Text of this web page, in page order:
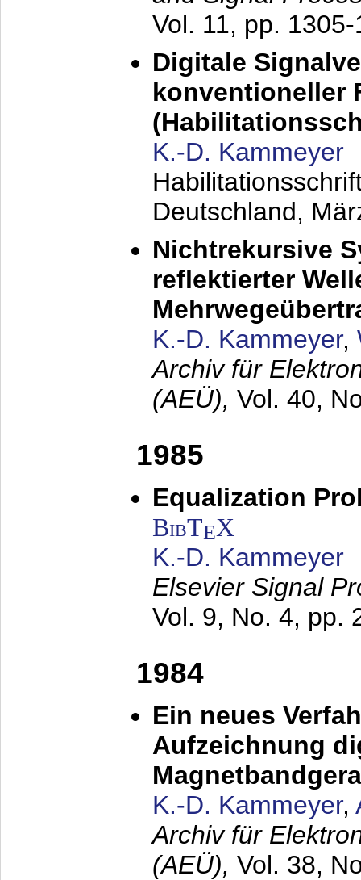
Vol. 11, pp.
Digitale
konventioneller
K.-D. Kammeyer
Deutschland,
Nichtrekursive
reflektierter
K.-D. Kammeyer,
Archiv für
(AEÜ), Vol. 40,
1985
Equalization
BibTEX
K.-D. Kammeyer
Elsevier Signal
Vol. 9, No. 4, pp.
1984
Ein neues
Aufzeichnung
K.-D. Kammeyer,
Archiv für
(AEÜ), Vol. 38,